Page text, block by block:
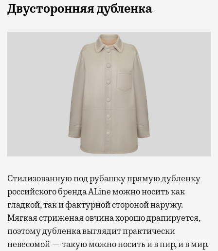
Двусторонняя дубленка
Стилизованную под рубашкупрямую дубленку
российского бренда ALine можно носить как
гладкой, так и фактурной стороной наружу.
Мягкая стриженая овчина хорошо драпируется,
поэтому дубленка выглядит практически
невесомой — такую можно носить и в пир, и в мир.